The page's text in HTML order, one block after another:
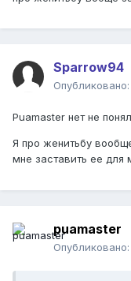
Sparrow94
Опубликовано:
Puamaster нет не
Я про женитьбу
мне заставить ее для
puamaster
Опубликовано: